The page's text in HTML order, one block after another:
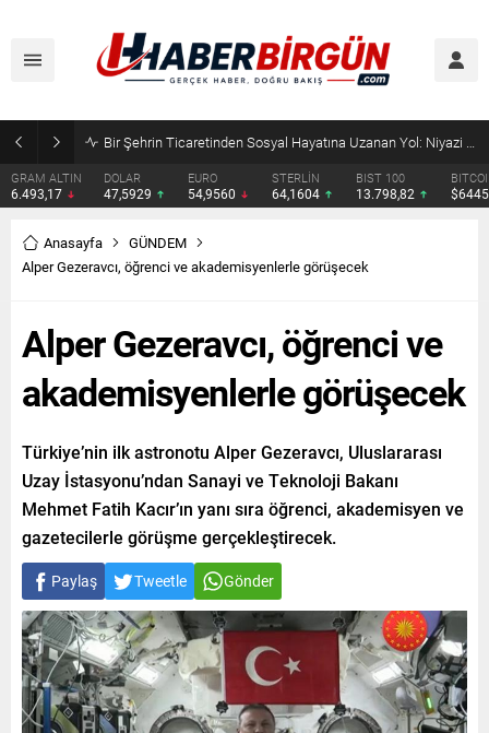
Bir Şehrin Ticaretinden Sosyal Hayatına Uzanan Yol: Niyazi Cihan
DOLAR
47,5929
EURO
54,9560
STERLİN
64,1604
BIST 100
13.798,82
BITCOIN
$64451
Anasayfa
GÜNDEM
Alper Gezeravcı, öğrenci ve akademisyenlerle görüşecek
Alper Gezeravcı, öğrenci ve
akademisyenlerle görüşecek
Türkiye’nin ilk astronotu Alper Gezeravcı, Uluslararası
Uzay İstasyonu’ndan Sanayi ve Teknoloji Bakanı
Mehmet Fatih Kacır’ın yanı sıra öğrenci, akademisyen ve
gazetecilerle görüşme gerçekleştirecek.
Paylaş Tweetle Gönder